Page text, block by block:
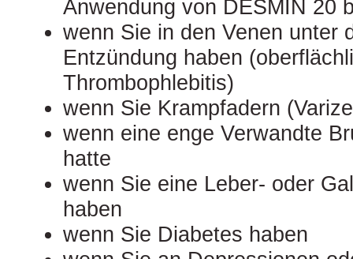
Anwendung von DESMIN 20
wenn Sie in den Venen unter
Entzündung haben
Thrombophlebitis)
wenn Sie Krampfadern
wenn eine enge Verwandte
hatte
wenn Sie eine Leber- oder
haben
wenn Sie Diabetes haben